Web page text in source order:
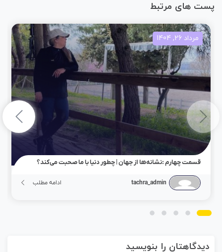
پست های مرتبط
مرداد 26, 1404
قسمت چهارم :نشانه‌ها از جهان | چطور دنیا با ما صحبت می‌کند؟
tachra_admin ادامه مطلب
دیدگاهتان را بنویسید